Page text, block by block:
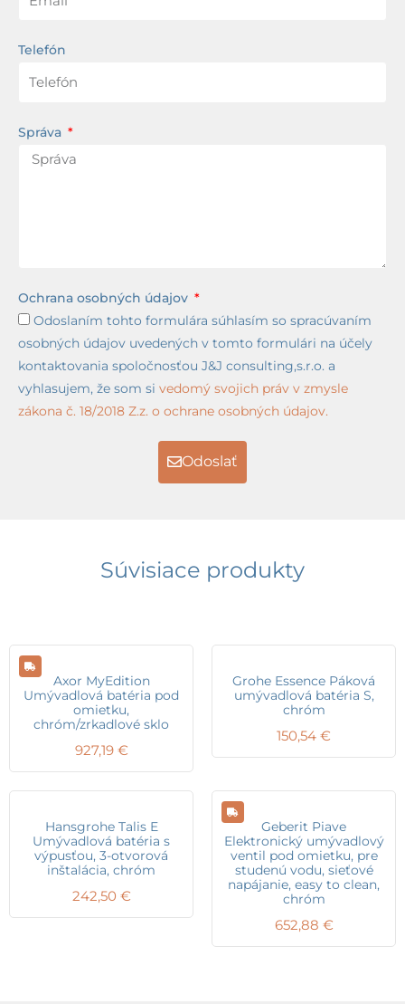
Telefón
Správa
Ochrana osobných údajov
Odoslaním tohto formulára súhlasím so spracúvaním
osobných údajov uvedených v tomto formulári na účely
kontaktovania spoločnosťou J&J consulting,s.r.o. a
vyhlasujem, že som si vedomý svojich práv v zmysle
zákona č. 18/2018 Z.z. o ochrane osobných údajov.
Odoslať
Súvisiace produkty
Axor MyEdition
Umývadlová batéria pod
omietku,
chróm/zrkadlové sklo
927,19 €
Grohe Essence Páková
umývadlová batéria S,
chróm
150,54 €
Hansgrohe Talis E
Umývadlová batéria s
výpusťou, 3-otvorová
inštalácia, chróm
242,50 €
Geberit Piave
Elektronický umývadlový
ventil pod omietku, pre
studenú vodu, sieťové
napájanie, easy to clean,
chróm
652,88 €